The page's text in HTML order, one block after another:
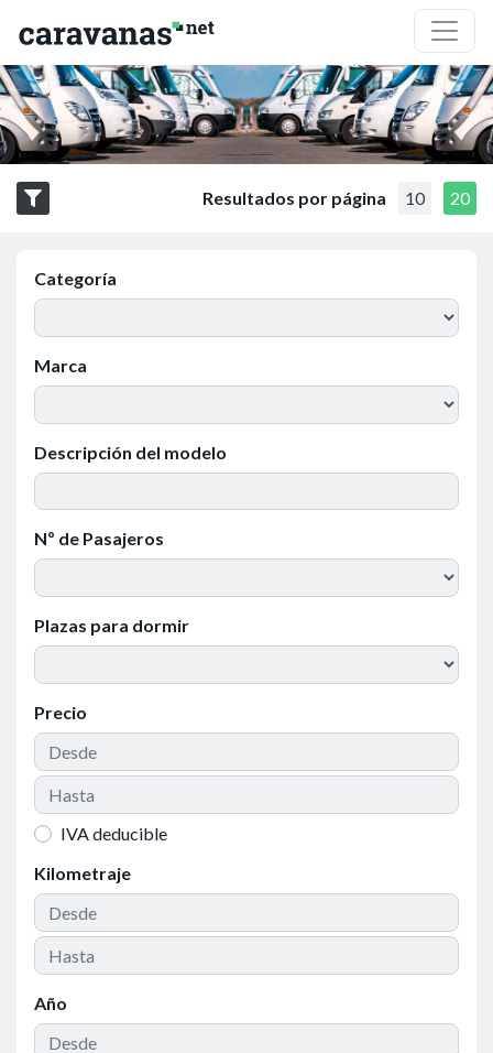
Resultados por página 10 20
Categoría
Marca
Descripción del modelo
Nº de Pasajeros
Plazas para dormir
Precio
IVA deducible
Kilometraje
Año